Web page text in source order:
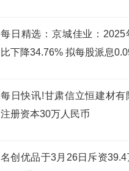
每日精选：京城佳业：2025
比下降34.76% 拟每股派息
每日快讯!甘肃信立恒建材有
注册资本30万人民币
名创优品于3月26日斥资39.4